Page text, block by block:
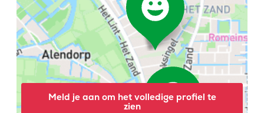
Meld je aan om het volledige profiel te
zien